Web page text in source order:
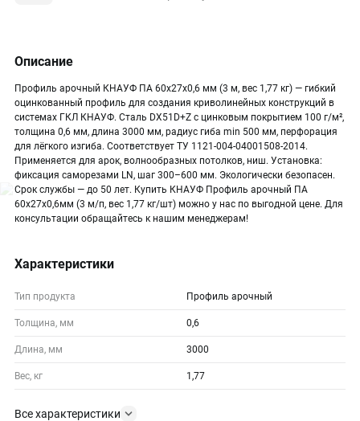
Описание
Профиль арочный КНАУФ ПА 60х27х0,6 мм (3 м, вес 1,77 кг) — гибкий
оцинкованный профиль для создания криволинейных конструкций в
системах ГКЛ КНАУФ. Сталь DX51D+Z с цинковым покрытием 100 г/м²,
толщина 0,6 мм, длина 3000 мм, радиус гиба min 500 мм, перфорация
для лёгкого изгиба. Соответствует ТУ 1121-004-04001508-2014.
Применяется для арок, волнообразных потолков, ниш. Установка:
фиксация саморезами LN, шаг 300–600 мм. Экологически безопасен.
Срок службы — до 50 лет. Купить КНАУФ Профиль арочный ПА
60х27х0,6мм (3 м/п, вес 1,77 кг/шт) можно у нас по выгодной цене. Для
консультации обращайтесь к нашим менеджерам!
Характеристики
Тип продукта Профиль арочный
Толщина, мм 0,6
Длина, мм 3000
Вес, кг 1,77
Все характеристики